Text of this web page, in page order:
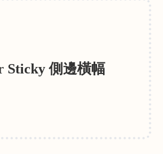
Sticky 側邊橫幅